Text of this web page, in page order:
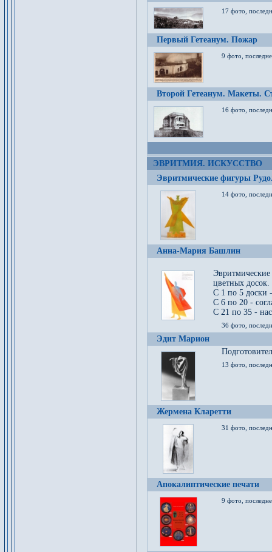
17 фото,
Первый Гетеанум. Пожар
9 фото,
Второй Гетеанум. Макеты.
16 фото,
ЭВРИТМИЯ. ИСКУССТВО
Эвритмические фигуры
14 фото,
Анна-Мария Башлин
цветных досок.
С 1 по 5 доски
С 6 по 20 -
С 21 по 35 -
36 фото,
Эдит Марион
13 фото,
Жермена Кларетти
31 фото,
Апокалиптические печати
9 фото,